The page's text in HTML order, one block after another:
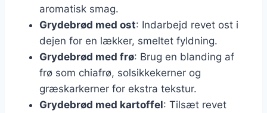
aromatisk smag.
Grydebrød med ost: Indarbejd revet ost i
dejen for en lækker, smeltet fyldning.
Grydebrød med frø: Brug en blanding af
frø som chiafrø, solsikkekerner og
græskarkerner for ekstra tekstur.
Grydebrød med kartoffel: Tilsæt revet